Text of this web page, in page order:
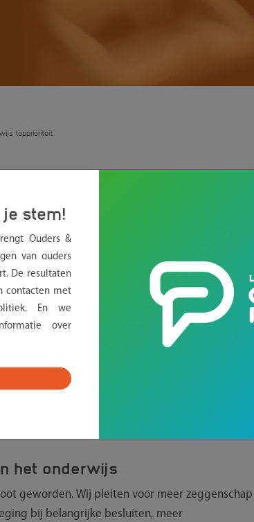
topprioriteit
geef onderwijs
aanbevelingen meegegeven aan de politieke
hoog op de politieke agenda komen.
de Reformatorische Oudervereniging, Voor
meegegeven aan de politieke
2025.
het onderwijs
geworden. Wij pleiten voor meer zeggenschap
bij belangrijke besluiten, meer
je stem!
Ouders &
van ouders
De resultaten
contacten met
En we
over